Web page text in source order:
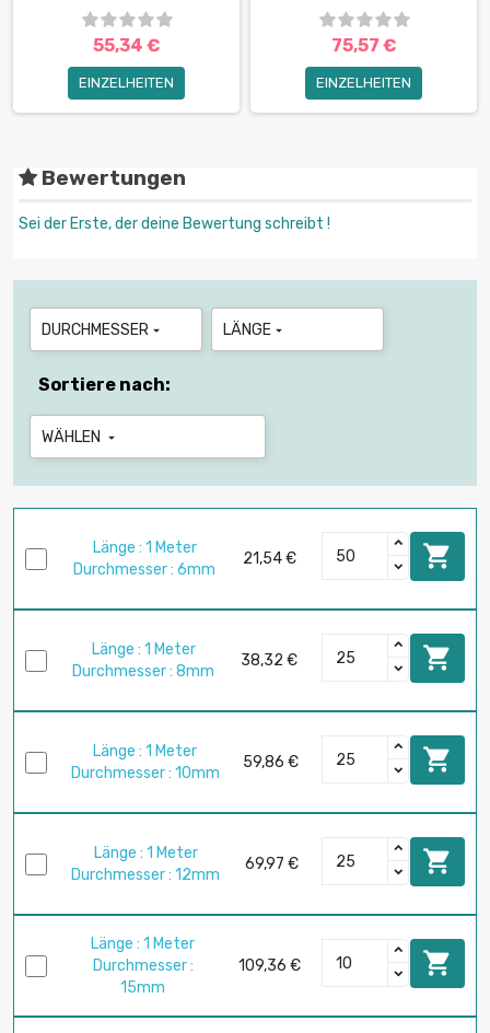
55,34 €
EINZELHEITEN
75,57 €
EINZELHEITEN
Bewertungen
Sei der Erste, der deine Bewertung schreibt !
DURCHMESSER  LÄNGE 
Sortiere nach:
WÄHLEN 
Länge : 1 Meter
Durchmesser : 6mm
21,54 € 
Länge : 1 Meter
Durchmesser : 8mm
38,32 € 
Länge : 1 Meter
Durchmesser : 10mm
59,86 € 
Länge : 1 Meter
Durchmesser : 12mm
69,97 € 
Länge : 1 Meter
Durchmesser :
15mm
109,36 € 